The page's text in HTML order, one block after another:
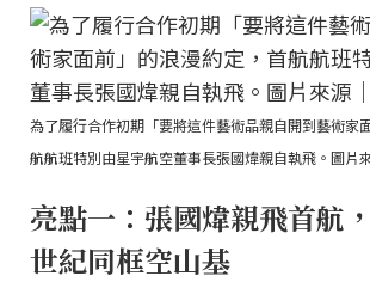
為了履行合作初期「要將這件藝術品親自開到藝術家
航航班特別由星宇航空董事長張國煒親自執飛。圖片
亮點一：張國煒親飛首航
世紀同框空山基